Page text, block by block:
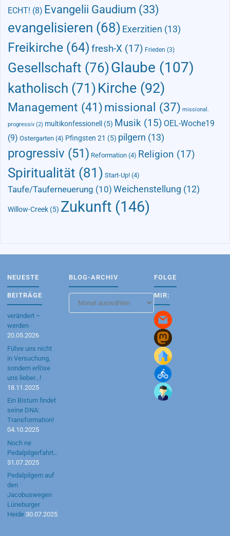
ECHT! (8) Evangelii Gaudium (33)
evangelisieren (68) Exerzitien (13)
Freikirche (64) fresh-X (17) Frieden (3)
Gesellschaft (76)Glaube (107)
katholisch (71) Kirche (92)
Management (41)missional (37) missional.
progressiv (2) multikonfessionell (5) Musik (15) OEL-Woche19
(9) Ostergarten (4) Pfingsten 21 (5) pilgern (13)
progressiv (51) Reformation (4) Religion (17)
Spiritualität (81) Start-Up! (4)
Taufe/Tauferneuerung (10) Weichenstellung (12)
Willow-Creek (5) Zukunft (146)
NEUESTE
BEITRÄGE
verändert –
werden
20.05.2026
Führe uns nicht
in Versuchung,
sondern erlöse
uns lieber…!
18.11.2025
Ein Bistum findet
seine DNA:
Transformation!
04.10.2025
Noch ne
Pedalpilgerfahrt…
31.07.2025
Pedalpilgern auf
den
Jacobuswegen
Lüneburger
Heide 30.07.2025
BLOG-ARCHIV
Archiv
FOLGE
MIR: